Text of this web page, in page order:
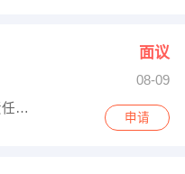
面议
08-09
四川富基房地产开发有限责任公司
申请